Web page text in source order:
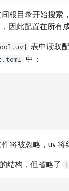
根目录开始搜索
因此配置在所有
表中读取
中：
件将被忽略，uv 将
结构，但省略了